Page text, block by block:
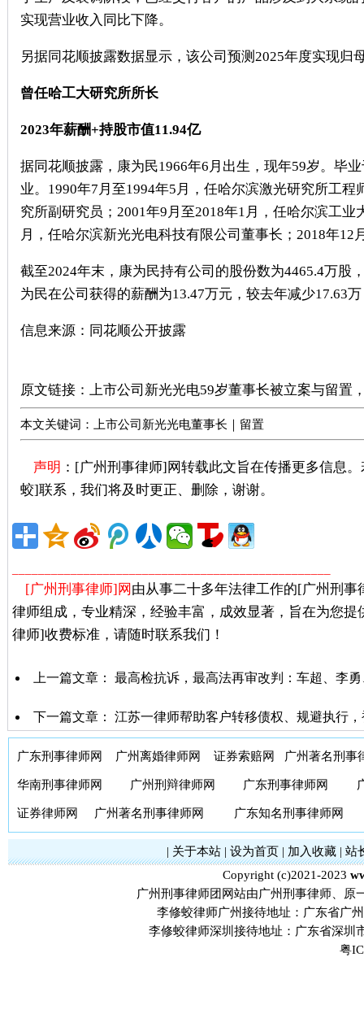
实现营业收入同比下降。
另据同花顺披露数据显示，该公司预测2025年度实现归
曾任哈工大研究所所长
2023年薪酬+持股市值11.94亿
据同花顺披露，康为民1966年6月出生，现年59岁。毕
业。1990年7月至1994年5月，任哈尔滨激光研究所工
究所副研究员；2001年9月至2018年1月，任哈尔滨工
月，任哈尔滨新光光电科技有限公司董事长；2018年
截至2024年末，康为民持有公司的股份数为4465.4万股
为民在公司获得的薪酬为13.47万元，较去年减少17.63
信息来源：同花顺公开披露
原文链接： 上市公司新光光电59岁董事长被立案与留置
本文关键词：上市公司新光光电董事长｜留置
声明 ：[广州刑事律师]网转载此文旨在传播更多信息
蛟]联系，我们将及时更正、删除，谢谢。
[广州刑事律师]网 由从事二十多年法律工作的[广州刑
律师组成，专业精深，经验丰富，成效显著，旨在为您
律师]收费标准，请随时联系我们！
上一篇文章： 最高检抗诉，最高法再审改判：车超、李
下一篇文章： 江苏一律师帮助客户转移债权、规避执行
广东刑事律师网 广州离婚律师网 证券索赔网 广州著名刑事
华南刑事律师网 广州刑辩律师网 广东刑事律师网
证券律师网 广州著名刑事律师网 广东知名刑事律师网
| 关于本站| 设为首页| 加入收藏| 站
Copyright (c)2021-2023
广州刑事律师团网站由广州刑事律师、原
李修蛟律师广州接待地址：广东省广
李修蛟律师深圳接待地址：广东省深圳
粤